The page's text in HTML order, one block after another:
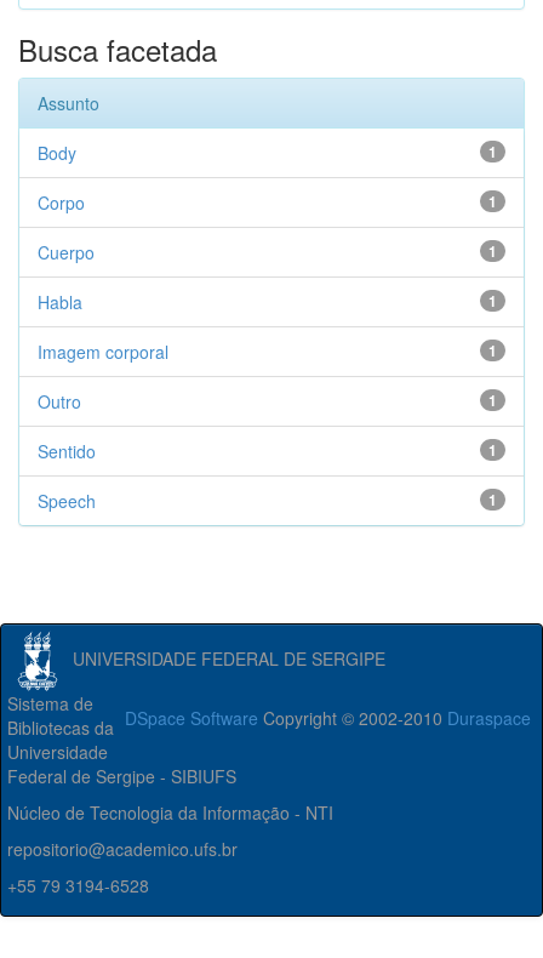
Busca facetada
Assunto
1
Body
1
Corpo
1
Cuerpo
1
Habla
1
Imagem corporal
1
Outro
1
Sentido
1
Speech
UNIVERSIDADE FEDERAL DE SERGIPE
DSpace Software Copyright © 2002-2010 Duraspace
Sistema de
Bibliotecas da
Universidade
Federal de Sergipe - SIBIUFS
Núcleo de Tecnologia da Informação - NTI
repositorio@academico.ufs.br
+55 79 3194-6528